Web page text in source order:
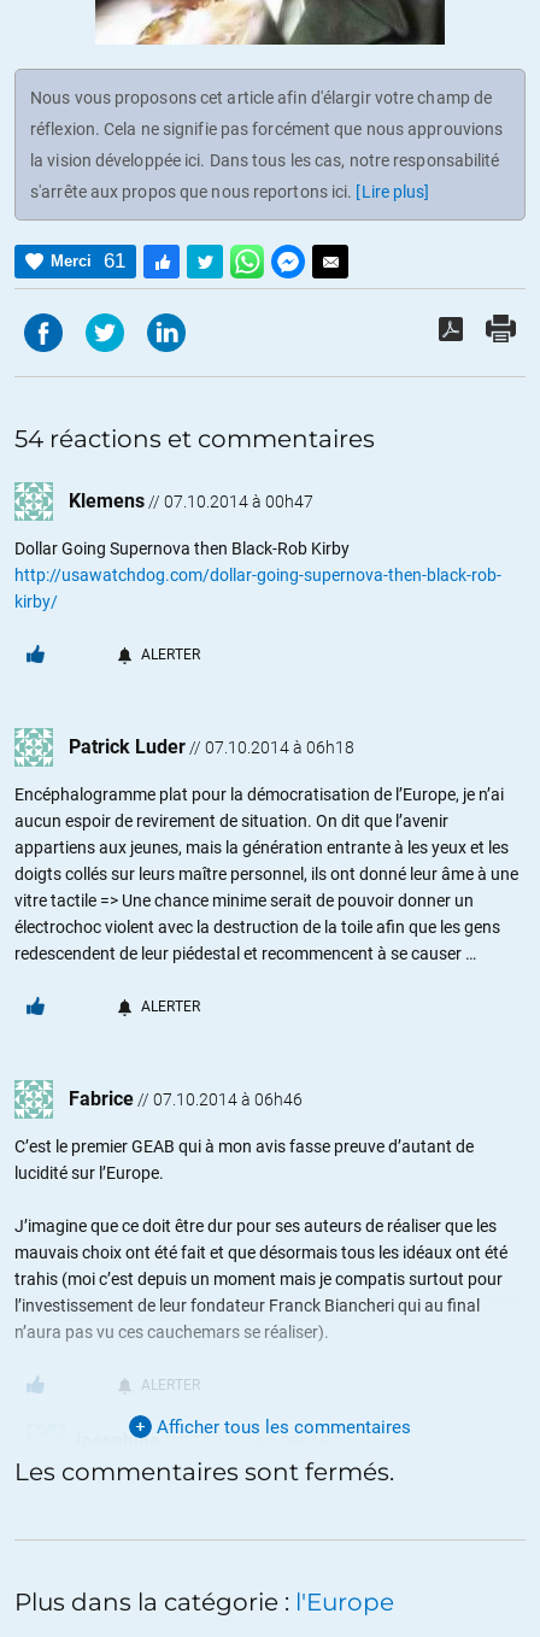
Nous vous proposons cet article afin d'élargir votre champ de
réflexion. Cela ne signifie pas forcément que nous approuvions
la vision développée ici. Dans tous les cas, notre responsabilité
s'arrête aux propos que nous reportons ici. [Lire plus]
Merci 61
54 réactions et commentaires
Klemens// 07.10.2014 à 00h47
Dollar Going Supernova then Black-Rob Kirby
http://usawatchdog.com/dollar-going-supernova-then-black-rob-
kirby/
ALERTER
Patrick Luder// 07.10.2014 à 06h18
Encéphalogramme plat pour la démocratisation de l’Europe, je n’ai
aucun espoir de revirement de situation. On dit que l’avenir
appartiens aux jeunes, mais la génération entrante à les yeux et les
doigts collés sur leurs maître personnel, ils ont donné leur âme à une
vitre tactile => Une chance minime serait de pouvoir donner un
électrochoc violent avec la destruction de la toile afin que les gens
redescendent de leur piédestal et recommencent à se causer …
ALERTER
Fabrice// 07.10.2014 à 06h46
C’est le premier GEAB qui à mon avis fasse preuve d’autant de
lucidité sur l’Europe.
J’imagine que ce doit être dur pour ses auteurs de réaliser que les
mauvais choix ont été fait et que désormais tous les idéaux ont été
trahis (moi c’est depuis un moment mais je compatis surtout pour
l’investissement de leur fondateur Franck Biancheri qui au final
n’aura pas vu ces cauchemars se réaliser).
ALERTER
josephine
premier l’emportait sur le second. Il ne faut pas oublier qu’il y a une
Newropeans, mais aussi avec l’illusion peut être d’être influents.
Afficher tous les commentaires
Les commentaires sont fermés.
Plus dans la catégorie : l'Europe